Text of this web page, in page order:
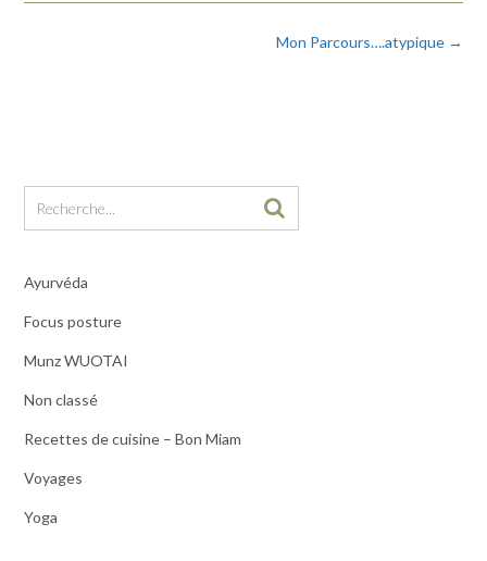
Mon Parcours….atypique →
Ayurvéda
Focus posture
Munz WUOTAI
Non classé
Recettes de cuisine – Bon Miam
Voyages
Yoga